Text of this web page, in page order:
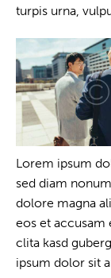
turpis urna,
Lorem ipsum
sed diam
dolore magna
eos et accusam
clita kasd
ipsum dolor sit